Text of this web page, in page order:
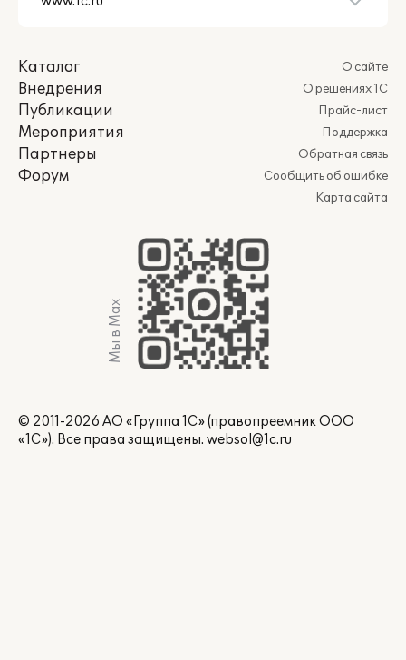
Каталог
Внедрения
Публикации
Мероприятия
Партнеры
Форум
О сайте
О решениях 1С
Прайс-лист
Поддержка
Обратная связь
Сообщить об ошибке
Карта сайта
Мы в Max
© 2011-2026 АО «Группа 1С» (правопреемник ООО
«1С»). Все права защищены. websol@1c.ru